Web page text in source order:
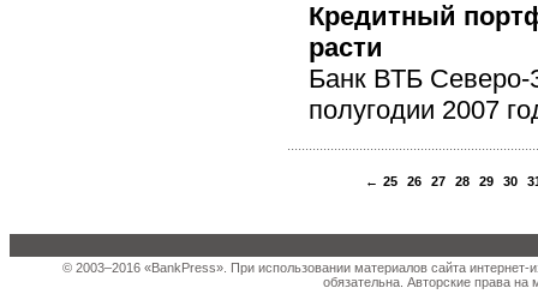
Кредитный
расти
Банк ВТБ Северо-
полугодии 2007
← 25 26 27 28 29 30
© 2003–2016 «BankPress». При использовании материалов сайта
обязательна. Авторские права